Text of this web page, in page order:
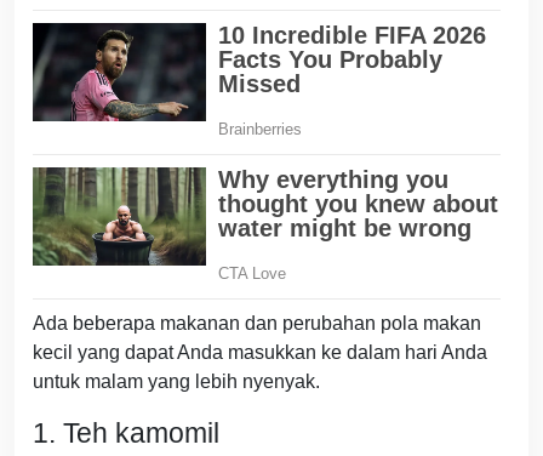
Ada beberapa makanan dan perubahan pola makan
kecil yang dapat Anda masukkan ke dalam hari Anda
untuk malam yang lebih nyenyak.
1. Teh kamomil